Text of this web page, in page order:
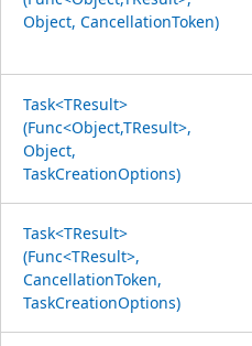
Object, CancellationToken)
Task<TResult>
(Func<Object,TResult>,
Object,
TaskCreationOptions)
Task<TResult>
(Func<TResult>,
CancellationToken,
TaskCreationOptions)